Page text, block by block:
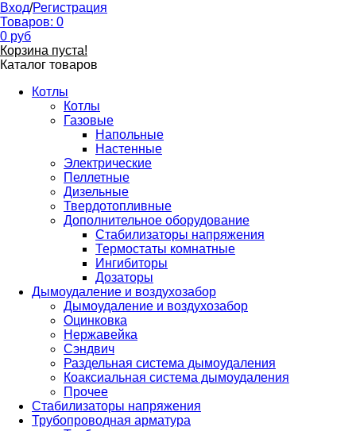
Вход/Регистрация
Товаров: 0
0 руб
Корзина пуста!
Каталог товаров
Котлы
Котлы
Газовые
Напольные
Настенные
Электрические
Пеллетные
Дизельные
Твердотопливные
Дополнительное оборудование
Стабилизаторы напряжения
Термостаты комнатные
Ингибиторы
Дозаторы
Дымоудаление и воздухозабор
Дымоудаление и воздухозабор
Оцинковка
Нержавейка
Сэндвич
Раздельная система дымоудаления
Коаксиальная система дымоудаления
Прочее
Стабилизаторы напряжения
Трубопроводная арматура